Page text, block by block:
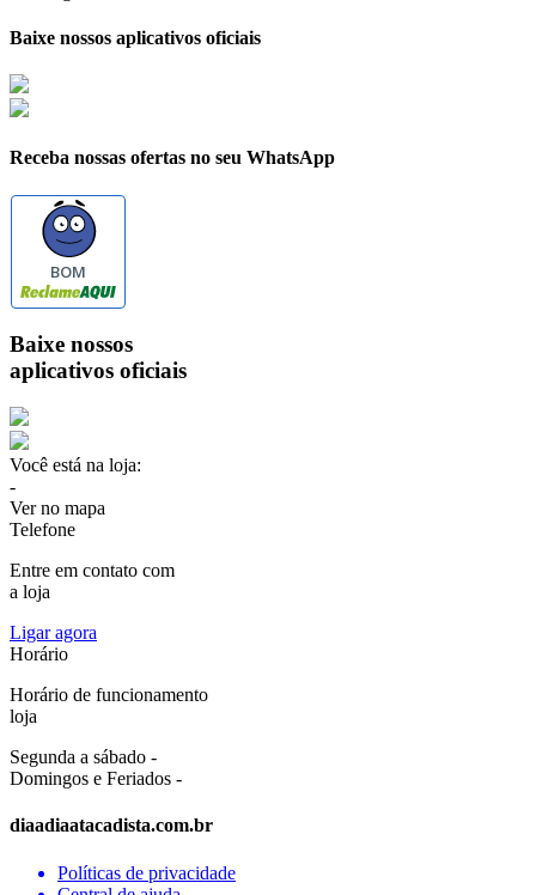
Baixe nossos aplicativos oficiais
Receba nossas ofertas no seu WhatsApp
BOM
Baixe nossos
aplicativos oficiais
Você está na loja:
-
Ver no mapa
Telefone
Entre em contato com
a loja
Ligar agora
Horário
Horário de funcionamento
loja
Segunda a sábado -
Domingos e Feriados -
diaadiaatacadista.com.br
Políticas de privacidade